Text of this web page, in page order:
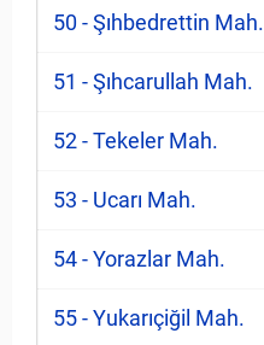
50 - Şıhbedrettin Mah.
51 - Şıhcarullah Mah.
52 - Tekeler Mah.
53 - Ucarı Mah.
54 - Yorazlar Mah.
55 - Yukarıçiğil Mah.